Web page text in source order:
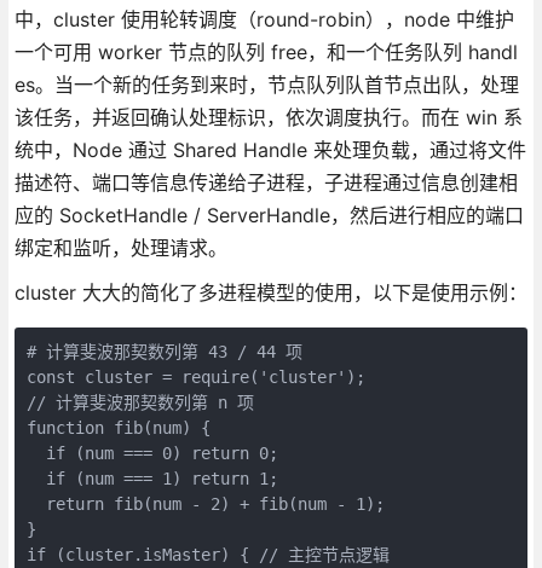
中，cluster 使用轮转调度（round-robin），node 中维护
一个可用 worker 节点的队列 free，和一个任务队列 handl
es。当一个新的任务到来时，节点队列队首节点出队，处理
该任务，并返回确认处理标识，依次调度执行。而在 win 系
统中，Node 通过 Shared Handle 来处理负载，通过将文件
描述符、端口等信息传递给子进程，子进程通过信息创建相
应的 SocketHandle / ServerHandle，然后进行相应的端口
绑定和监听，处理请求。
cluster 大大的简化了多进程模型的使用，以下是使用示例：
# 计算斐波那契数列第 43 / 44 项
const cluster = require('cluster');
// 计算斐波那契数列第 n 项
function fib(num) {
  if (num === 0) return 0;
  if (num === 1) return 1;
  return fib(num - 2) + fib(num - 1);
}
if (cluster.isMaster) { // 主控节点逻辑